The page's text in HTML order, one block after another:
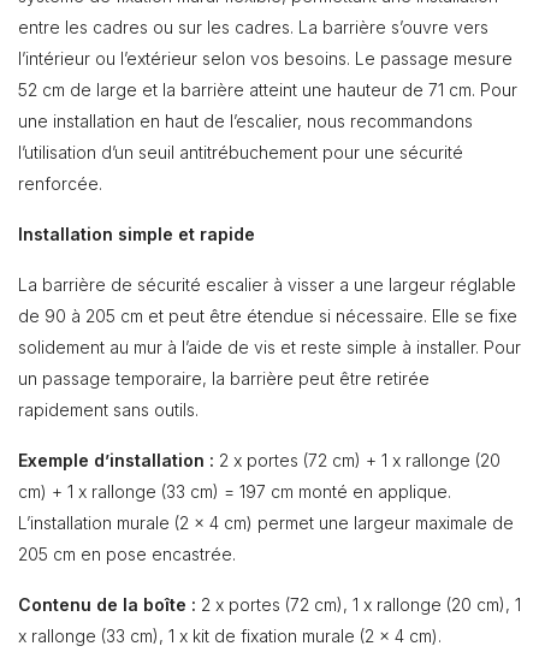
entre les cadres ou sur les cadres. La barrière s’ouvre vers
l’intérieur ou l’extérieur selon vos besoins. Le passage mesure
52 cm de large et la barrière atteint une hauteur de 71 cm. Pour
une installation en haut de l’escalier, nous recommandons
l’utilisation d’un seuil antitrébuchement pour une sécurité
renforcée.
Installation simple et rapide
La barrière de sécurité escalier à visser a une largeur réglable
de 90 à 205 cm et peut être étendue si nécessaire. Elle se fixe
solidement au mur à l’aide de vis et reste simple à installer. Pour
un passage temporaire, la barrière peut être retirée
rapidement sans outils.
Exemple d’installation : 2 x portes (72 cm) + 1 x rallonge (20
cm) + 1 x rallonge (33 cm) = 197 cm monté en applique.
L’installation murale (2 x 4 cm) permet une largeur maximale de
205 cm en pose encastrée.
Contenu de la boîte : 2 x portes (72 cm), 1 x rallonge (20 cm), 1
x rallonge (33 cm), 1 x kit de fixation murale (2 x 4 cm).